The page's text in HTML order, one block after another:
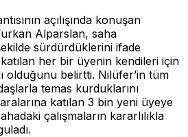
açılışında konuşan
Alparslan, saha
sürdürdüklerini ifade
her bir üyenin kendileri için
olduğunu belirtti. Nilüfer’in tüm
temas kurduklarını
katılan 3 bin yeni üyeye
çalışmaların kararlılıkla